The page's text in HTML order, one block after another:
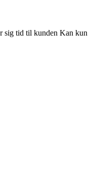
sig tid til kunden Kan kun